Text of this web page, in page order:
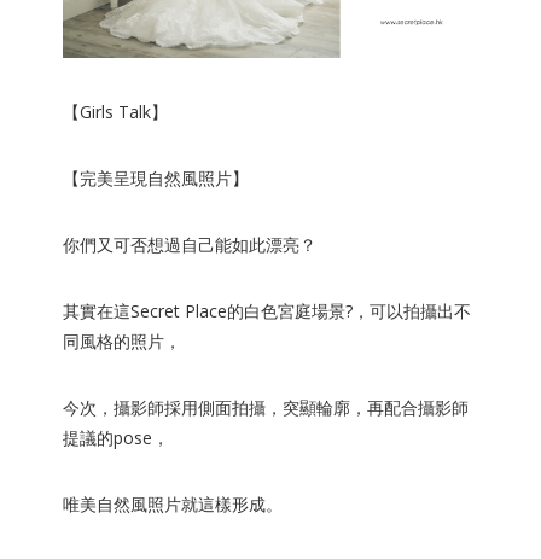
【Girls Talk】
【完美呈現自然風照片】
你們又可否想過自己能如此漂亮？
其實在這Secret Place的白色宮庭場景?，可以拍攝出不
同風格的照片，
今次，攝影師採用側面拍攝 ， 突顯輪廓 ，再配合攝影師
提議的pose，
唯美自然風照片就這樣形成。